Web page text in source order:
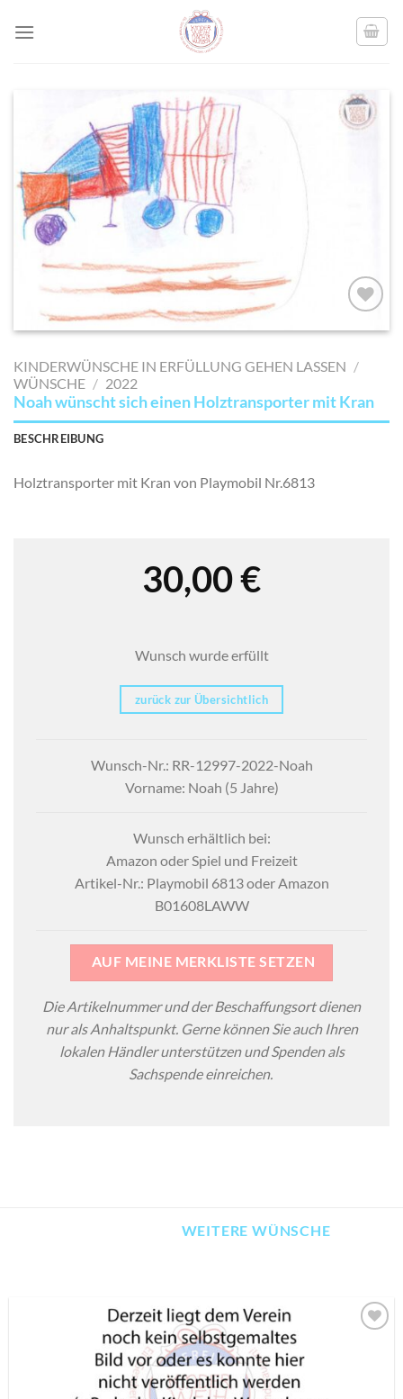
AUF MEINE
SETZEN
KINDERWÜNSCHE IN ERFÜLLUNG GEHEN LASSEN /
WÜNSCHE / 2022
Noah wünscht sich einen Holztransporter mit Kran
BESCHREIBUNG
Holztransporter mit Kran von Playmobil Nr.6813
30,00€
Wunsch wurde erfüllt
zurück zur Übersichtlich
Wunsch-Nr.: RR-12997-2022-Noah
Vorname: Noah (5 Jahre)
Wunsch erhältlich bei:
Amazon oder Spiel und Freizeit
Artikel-Nr.: Playmobil 6813 oder Amazon
B01608LAWW
AUF MEINE MERKLISTE SETZEN
Die Artikelnummer und der Beschaffungsort dienen
nur als Anhaltspunkt. Gerne können Sie auch Ihren
lokalen Händler unterstützen und Spenden als
Sachspende einreichen.
WEITERE WÜNSCHE